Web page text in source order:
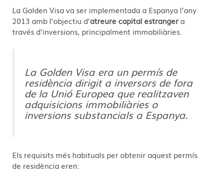
La Golden Visa va ser implementada a Espanya l’any
2013 amb l’objectiu d’atreure capital estrangera
través d’inversions, principalment immobiliàries.
La Golden Visa era un permís de
residència dirigit a inversors de fora
de la Unió Europea que realitzaven
adquisicions immobiliàries o
inversions substancials a Espanya.
Els requisits més habituals per obtenir aquest permís
de residència eren: